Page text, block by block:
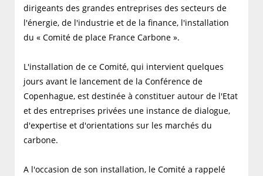
dirigeants des grandes entreprises des secteurs de
l'énergie, de l'industrie et de la finance, l'installation
du « Comité de place France Carbone ».
L'installation de ce Comité, qui intervient quelques
jours avant le lancement de la Conférence de
Copenhague, est destinée à constituer autour de l'Etat
et des entreprises privées une instance de dialogue,
d'expertise et d'orientations sur les marchés du
carbone.
A l'occasion de son installation, le Comité a rappelé